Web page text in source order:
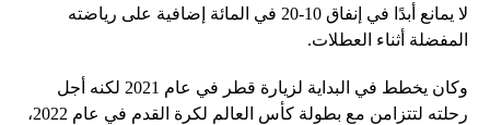
لا يمانع أبدًا في إنفاق 10-20 في المائة إضافية على رياضته
المفضلة أثناء العطلات.
وكان يخطط في البداية لزيارة قطر في عام 2021 لكنه أجل
رحلته لتتزامن مع بطولة كأس العالم لكرة القدم في عام 2022،